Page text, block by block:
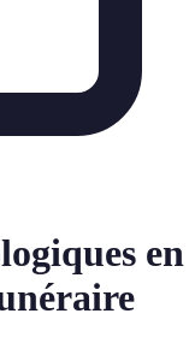
en